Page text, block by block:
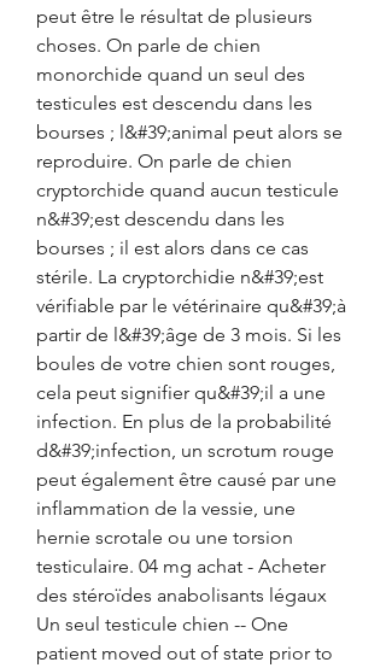
peut être le résultat de plusieurs
choses. On parle de chien
monorchide quand un seul des
testicules est descendu dans les
bourses ; l&#39;animal peut alors se
reproduire. On parle de chien
cryptorchide quand aucun testicule
n&#39;est descendu dans les
bourses ; il est alors dans ce cas
stérile. La cryptorchidie n&#39;est
vérifiable par le vétérinaire qu&#39;à
partir de l&#39;âge de 3 mois. Si les
boules de votre chien sont rouges,
cela peut signifier qu&#39;il a une
infection. En plus de la probabilité
d&#39;infection, un scrotum rouge
peut également être causé par une
inflammation de la vessie, une
hernie scrotale ou une torsion
testiculaire. 04 mg achat - Acheter
des stéroïdes anabolisants légaux
Un seul testicule chien -- One
patient moved out of state prior to